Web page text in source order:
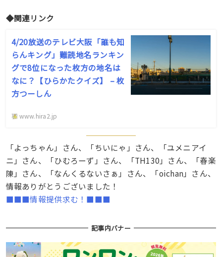
◆関連リンク
4/20放送のテレビ大阪「誰も知
らんキング」難読地名ランキン
グで8位になった枚方の地名は
なに？【ひらかたクイズ】 – 枚
方つーしん
www.hira2.jp
「よっちゃん」さん、「ちいにゃ」さん、「ユメニアイ
ニ」さん、「ひむろーず」さん、「TH130」さん、「春楽
陳」さん、「なんくるないさぁ」さん、「oichan」さん、
情報ありがとうございました！
■■■情報提供求む！■■■
記事内バナー